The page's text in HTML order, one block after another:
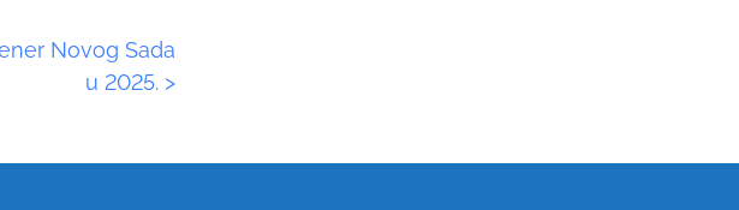
Novog Sada
u 2025. >